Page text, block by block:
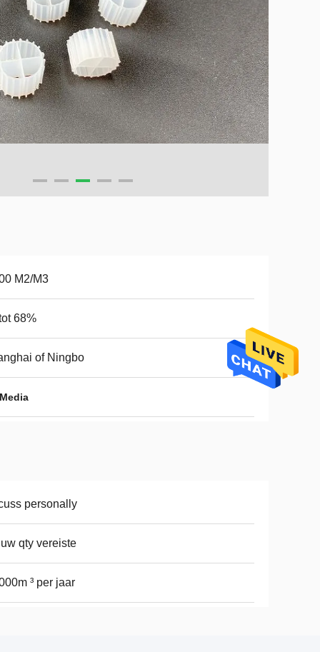
M2/M3
68%
of Ningbo
personally
qty vereiste
³ per jaar